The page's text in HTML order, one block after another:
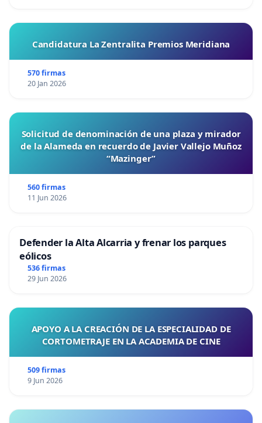
Candidatura La Zentralita Premios Meridiana
570 firmas
20 Jan 2026
Solicitud de denominación de una plaza y mirador
de la Alameda en recuerdo de Javier Vallejo Muñoz
“Mazinger”
560 firmas
11 Jun 2026
Defender la Alta Alcarria y frenar los parques
eólicos
536 firmas
29 Jun 2026
APOYO A LA CREACIÓN DE LA ESPECIALIDAD DE
CORTOMETRAJE EN LA ACADEMIA DE CINE
509 firmas
9 Jun 2026